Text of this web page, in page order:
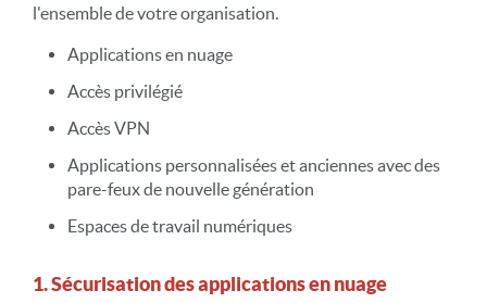
l'ensemble de votre organisation.
Applications en nuage
Accès privilégié
Accès VPN
Applications personnalisées et anciennes avec des
pare-feux de nouvelle génération
Espaces de travail numériques
1. Sécurisation des applications en nuage